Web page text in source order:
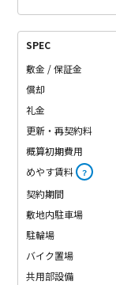
SPEC
敷金 / 保証金
償却
礼金
更新・再契約料
概算初期費用
めやす賃料 ？
契約期間
敷地内駐車場
駐輪場
バイク置場
共用部設備